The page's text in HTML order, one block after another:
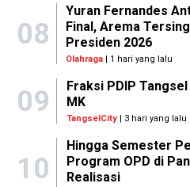
08
Yuran Fernandes
Final, Arema
Presiden 2026
Olahraga | 1 hari yang lalu
09
Fraksi PDIP
MK
TangselCity| 3 hari yang lalu
10
Hingga Semester
Program OPD di
Realisasi